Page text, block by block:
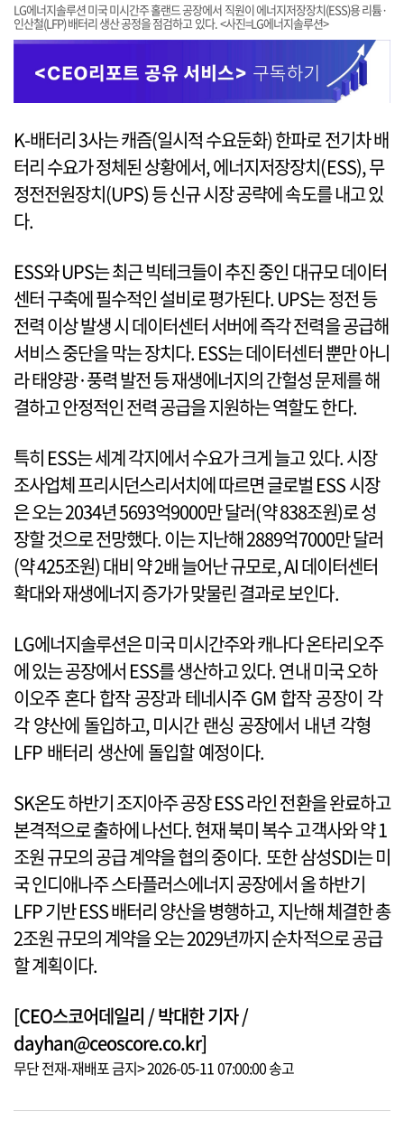
LG에너지솔루션 미국 미시간주 홀랜드 공장에서 직원이 에너지저장장치(ESS)용 리튬·
인산철(LFP) 배터리 생산 공정을 점검하고 있다. <사진=LG에너지솔루션>
K-배터리 3사는 캐즘(일시적 수요둔화) 한파로 전기차 배
터리 수요가 정체된 상황에서, 에너지저장장치(ESS), 무
정전전원장치(UPS) 등 신규 시장 공략에 속도를 내고 있
다.
ESS와 UPS는 최근 빅테크들이 추진 중인 대규모 데이터
센터 구축에 필수적인 설비로 평가된다. UPS는 정전 등
전력 이상 발생 시 데이터센터 서버에 즉각 전력을 공급해
서비스 중단을 막는 장치다. ESS는 데이터센터 뿐만 아니
라 태양광·풍력 발전 등 재생에너지의 간헐성 문제를 해
결하고 안정적인 전력 공급을 지원하는 역할도 한다.
특히 ESS는 세계 각지에서 수요가 크게 늘고 있다. 시장
조사업체 프리시던스리서치에 따르면 글로벌 ESS 시장
은 오는 2034년 5693억9000만 달러(약 838조원)로 성
장할 것으로 전망했다. 이는 지난해 2889억7000만 달러
(약 425조원) 대비 약 2배 늘어난 규모로, AI 데이터센터
확대와 재생에너지 증가가 맞물린 결과로 보인다.
LG에너지솔루션은 미국 미시간주와 캐나다 온타리오주
에 있는 공장에서 ESS를 생산하고 있다. 연내 미국 오하
이오주 혼다 합작 공장과 테네시주 GM 합작 공장이 각
각 양산에 돌입하고, 미시간 랜싱 공장에서 내년 각형
LFP 배터리 생산에 돌입할 예정이다.
SK온도 하반기 조지아주 공장 ESS 라인 전환을 완료하고
본격적으로 출하에 나선다. 현재 북미 복수 고객사와 약 1
조원 규모의 공급 계약을 협의 중이다. 또한 삼성SDI는 미
국 인디애나주 스타플러스에너지 공장에서 올 하반기
LFP 기반 ESS 배터리 양산을 병행하고, 지난해 체결한 총
2조원 규모의 계약을 오는 2029년까지 순차적으로 공급
할 계획이다.
[CEO스코어데일리 / 박대한 기자 /
dayhan@ceoscore.co.kr]
무단 전재-재배포 금지> 2026-05-11 07:00:00 송고